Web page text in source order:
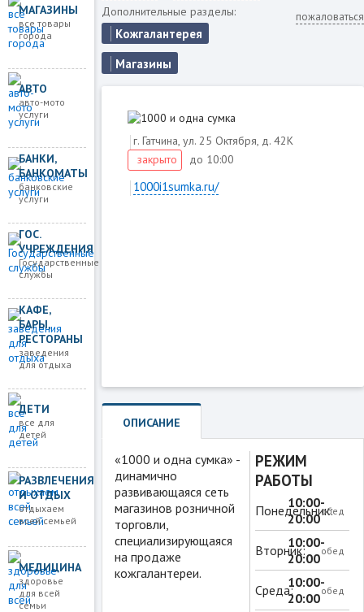
МАГАЗИНЫ
все товары
города
АВТО
авто-мото
услуги
БАНКИ,
БАНКОМАТЫ
банковские
услуги
ГОС.
УЧРЕЖДЕНИЯ
Государственные
службы
КАФЕ,
БАРЫ,
РЕСТОРАНЫ
заведения
для отдыха
ДЕТИ
все для
детей
РАЗВЛЕЧЕНИЯ
И ОТДЫХ
отдыхаем
всей семьей
МЕДИЦИНА
здоровье
для всей
семьи
Дополнительные разделы:
Кожгалантерея
Магазины
пожаловаться
г. Гатчина, ул. 25 Октября, д. 42К
закрыто
до 10:00
1000i1sumka.ru/
ОПИСАНИЕ
«1000 и одна сумка» -
динамично
развивающаяся сеть
магазинов розничной
торговли,
специализирующаяся
на продаже
кожгалантереи.
РЕЖИМ
РАБОТЫ
Понедельник:
10:00-
20:00обед
Вторник:10:00-
20:00обед
Среда:10:00-
20:00обед